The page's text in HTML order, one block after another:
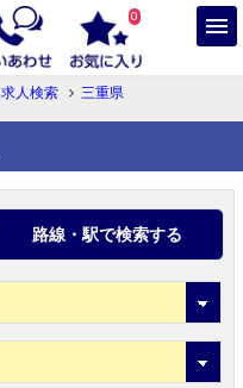
0
求人検索
三重県
路線・駅で検索する